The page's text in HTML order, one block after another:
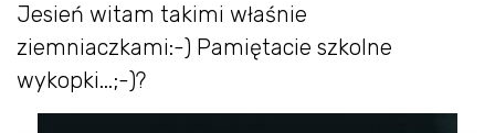
Jesień witam takimi właśnie
ziemniaczkami:-) Pamiętacie szkolne
wykopki...;-)?